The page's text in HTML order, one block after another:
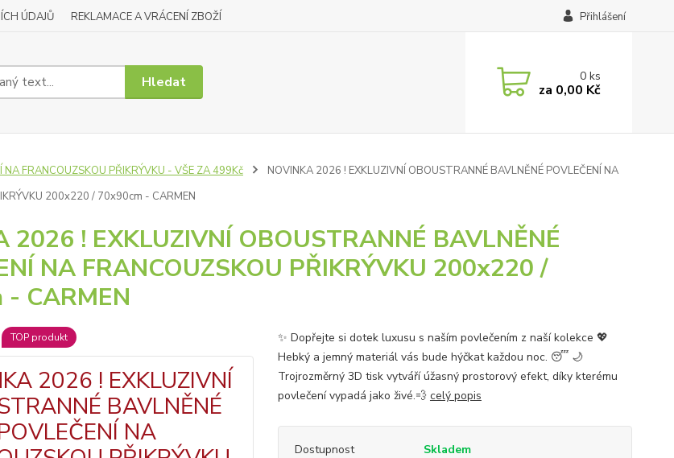
ÚDAJŮ REKLAMACE A VRÁCENÍ ZBOŽÍ Přihlášení
Hledat 0ks
za 0,00 Kč
NA FRANCOUZSKOU PŘIKRÝVKU - VŠE ZA 499Kč
NOVINKA 2026 ! EXKLUZIVNÍ OBOUSTRANNÉ BAVLNĚNÉ POVLEČENÍ NA
200x220 / 70x90cm - CARMEN
2026 ! EXKLUZIVNÍ OBOUSTRANNÉ BAVLNĚNÉ
NA FRANCOUZSKOU PŘIKRÝVKU 200x220 /
CARMEN
TOP produkt
✨ Dopřejte si dotek luxusu s naším povlečením z naší kolekce 💖
Hebký a jemný materiál vás bude hýčkat každou noc. 😴 🌙
Trojrozměrný 3D tisk vytváří úžasný prostorový efekt, díky kterému
povlečení vypadá jako živé.💨 celý popis
Dostupnost Skladem